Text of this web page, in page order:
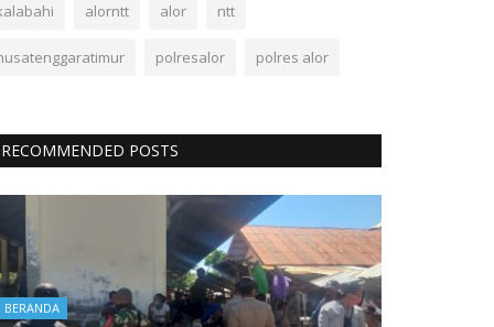
alorntt alor ntt
polresalor polres alor
RECOMMENDED POSTS
BERANDA